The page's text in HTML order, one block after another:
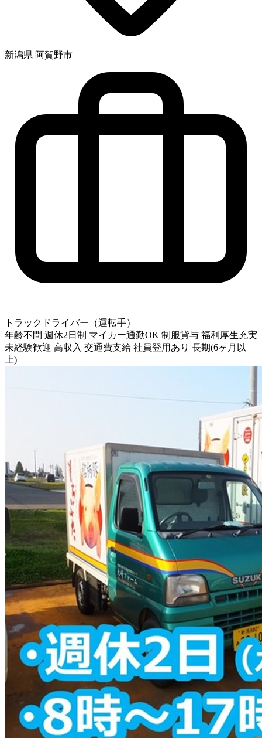
新潟県 阿賀野市
トラックドライバー（運転手）
年齢不問 週休2日制 マイカー通勤OK 制服貸与 福利厚生充実
未経験歓迎 高収入 交通費支給 社員登用あり 長期(6ヶ月以
上)